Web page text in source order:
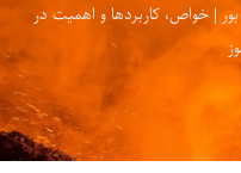
| خواص، کاربردها و اهمیت در